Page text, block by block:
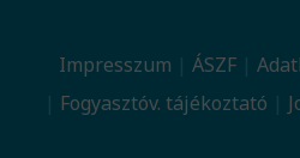
Impresszum ÁSZF
Fogyasztóv. tájékoztató